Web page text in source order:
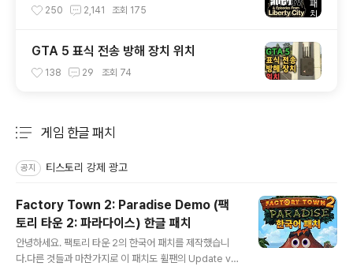
250 2,141 조회 175
GTA 5 표식 전송 방해 장치 위치
138 29 조회 74
게임 한글 패치
공지 티스토리 강제 광고
Factory Town 2: Paradise Demo (팩
토리 타운 2: 파라다이스) 한글 패치
안녕하세요. 팩토리 타운 2의 한국어 패치를 제작했습니
다.다른 것들과 마찬가지로 이 패치도 휠팬의 Update v2